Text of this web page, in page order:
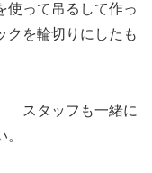
って吊るして作っ
を輪切りにしたも
スタッフも一緒に